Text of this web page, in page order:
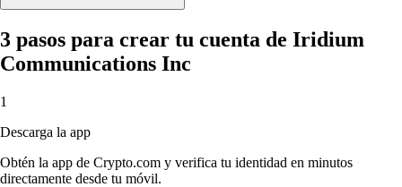
3 pasos para crear tu cuenta de Iridium
Communications Inc
1
Descarga la app
Obtén la app de Crypto.com y verifica tu identidad en minutos
directamente desde tu móvil.